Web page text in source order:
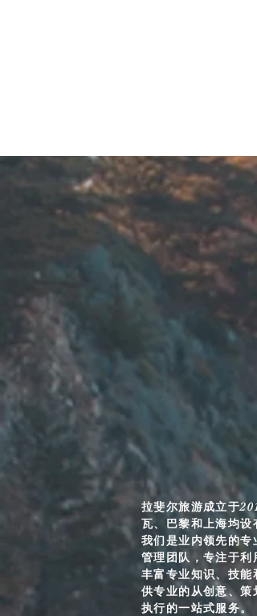
拉斐尔旅游成立于
瓦、巴黎和上海均设
我们是业内领先的专
管理团队，专注于利
丰富专业知识、技能
供专业的从创意、策
执行的一站式服务。